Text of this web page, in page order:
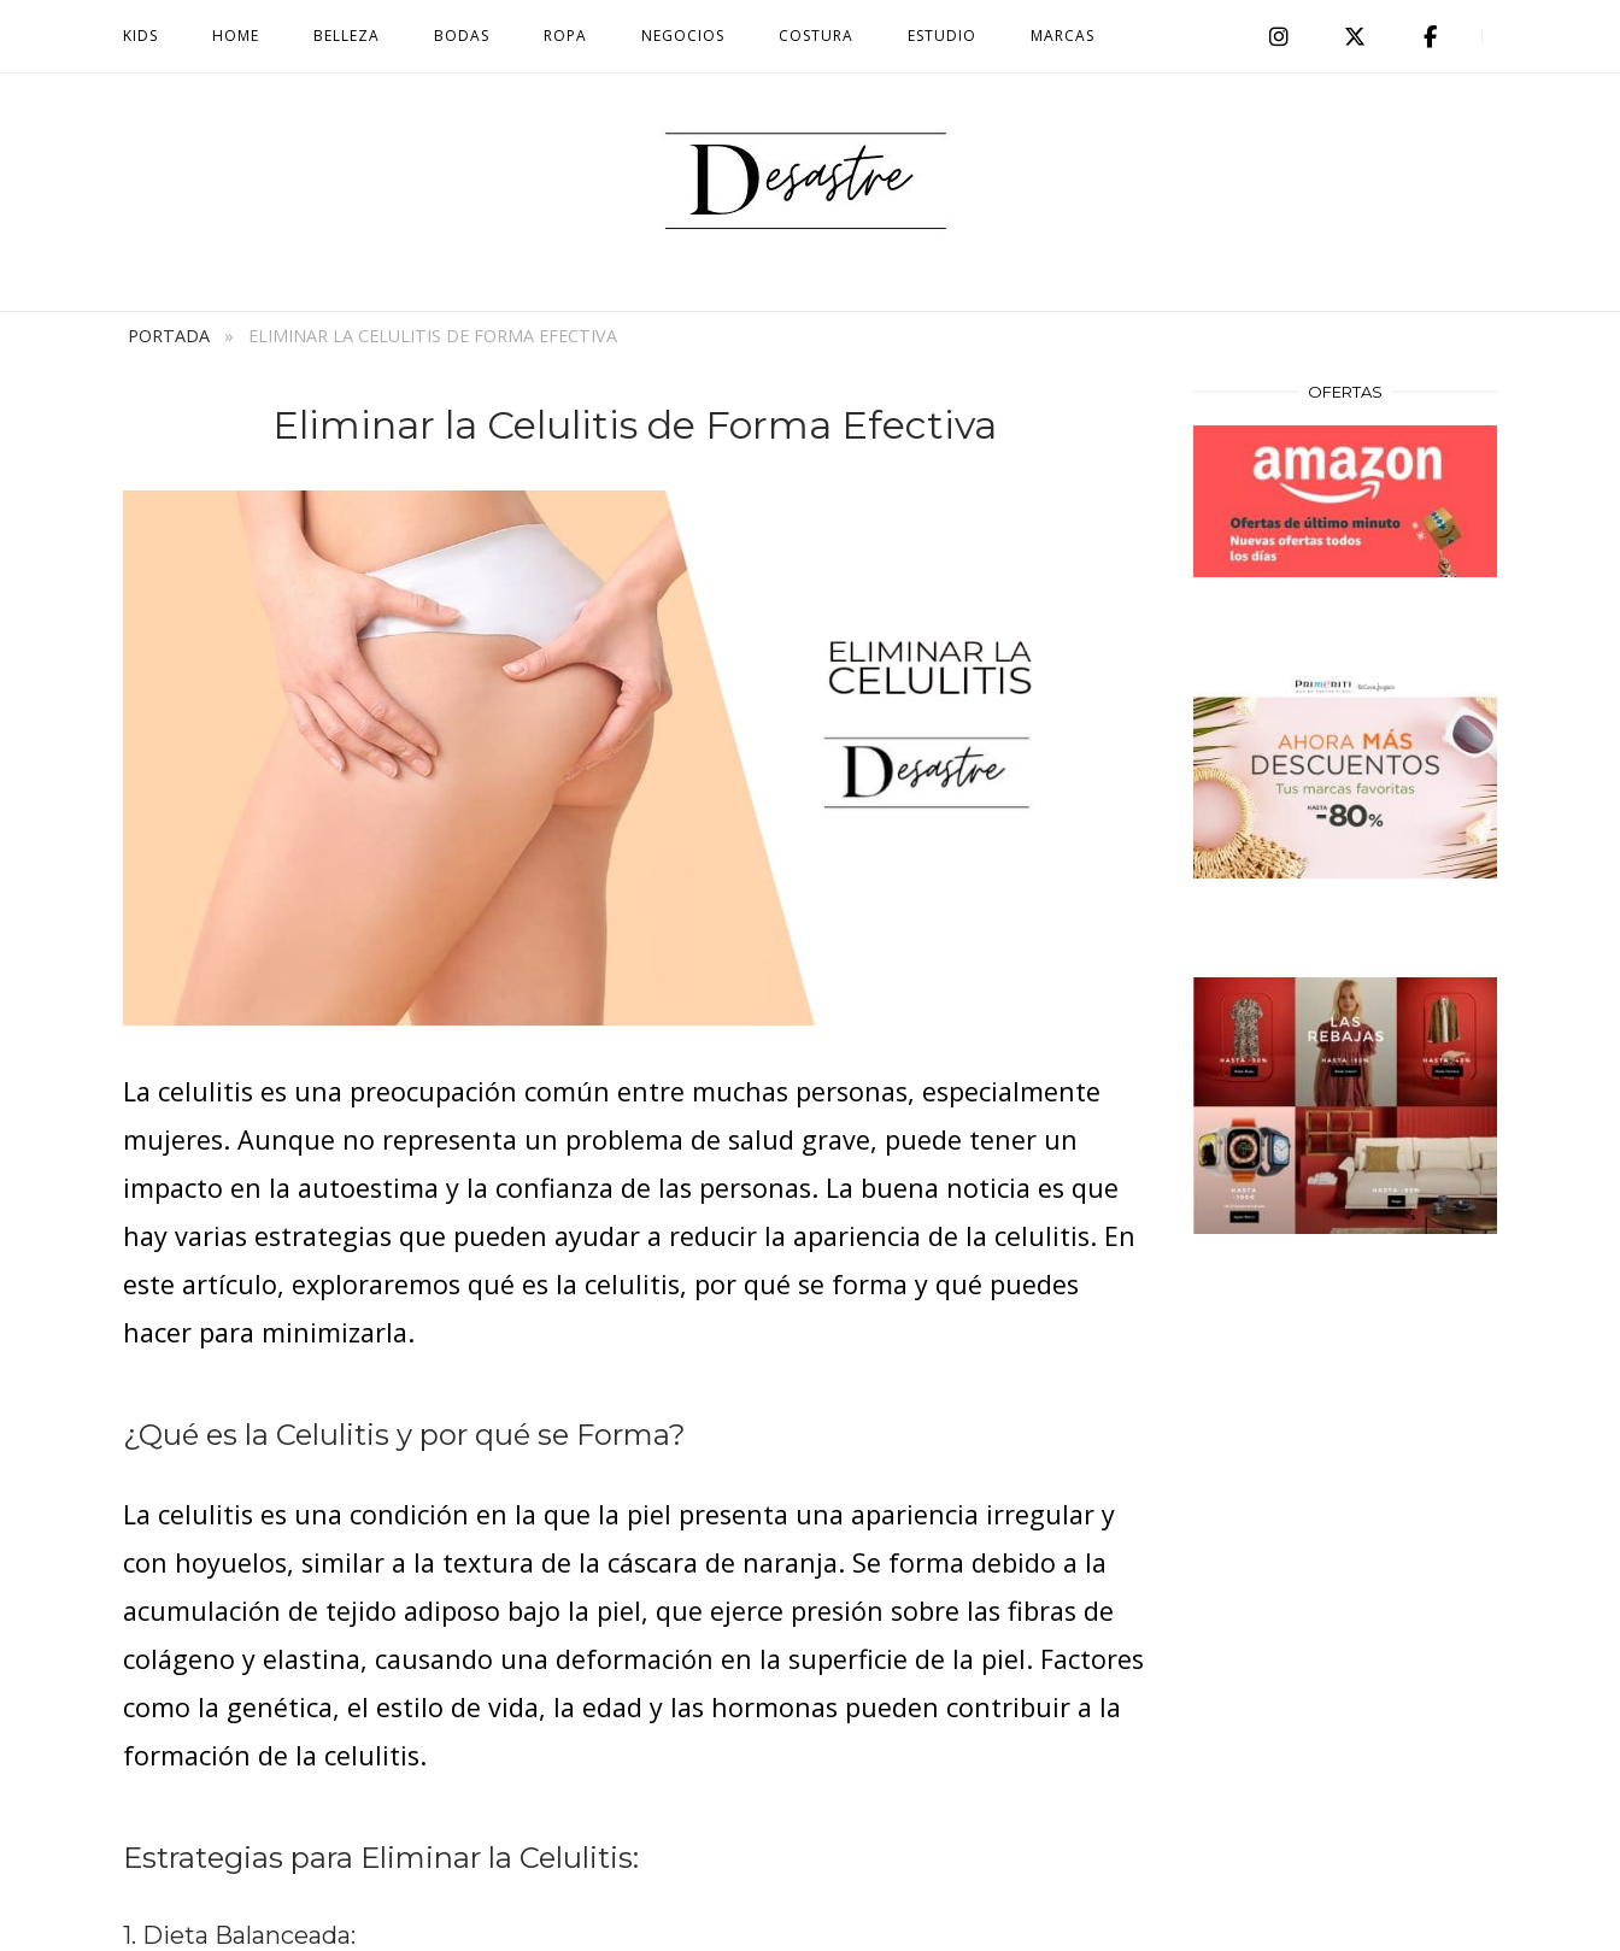
KIDS HOME BELLEZA BODAS ROPA NEGOCIOS COSTURA ESTUDIO MARCAS
PORTADA » ELIMINAR LA CELULITIS DE FORMA EFECTIVA
Eliminar la Celulitis de Forma Efectiva
La celulitis es una preocupación común entre muchas personas, especialmente
mujeres. Aunque no representa un problema de salud grave, puede tener un
impacto en la autoestima y la confianza de las personas. La buena noticia es que
hay varias estrategias que pueden ayudar a reducir la apariencia de la celulitis. En
este artículo, exploraremos qué es la celulitis, por qué se forma y qué puedes
hacer para minimizarla.
¿Qué es la Celulitis y por qué se Forma?
La celulitis es una condición en la que la piel presenta una apariencia irregular y
con hoyuelos, similar a la textura de la cáscara de naranja. Se forma debido a la
acumulación de tejido adiposo bajo la piel, que ejerce presión sobre las fibras de
colágeno y elastina, causando una deformación en la superficie de la piel. Factores
como la genética, el estilo de vida, la edad y las hormonas pueden contribuir a la
formación de la celulitis.
Estrategias para Eliminar la Celulitis:
1. Dieta Balanceada:
OFERTAS